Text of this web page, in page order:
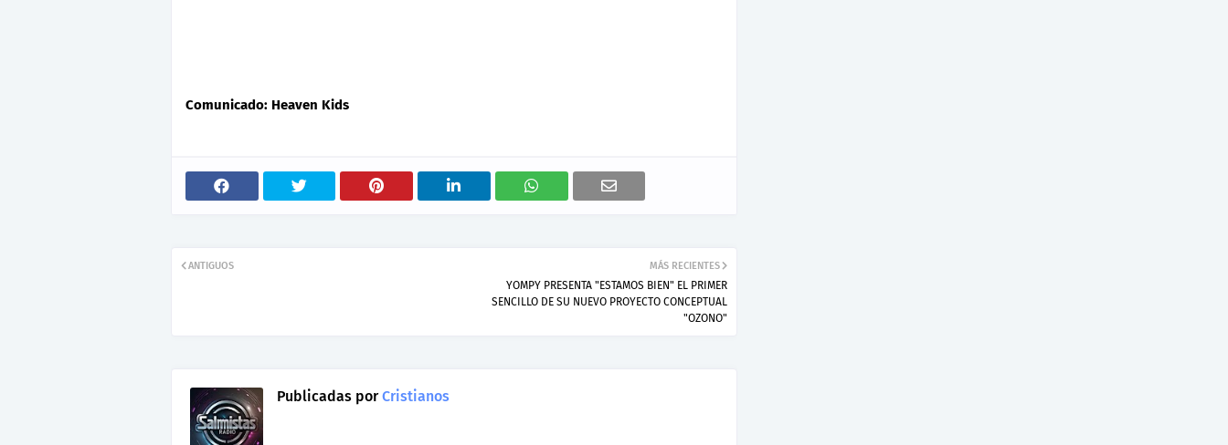
Comunicado: Heaven Kids
MÁS RECIENTES
YOMPY PRESENTA "ESTAMOS BIEN" EL PRIMER
SENCILLO DE SU NUEVO PROYECTO CONCEPTUAL
"OZONO"
ANTIGUOS
Publicadas porCristianos